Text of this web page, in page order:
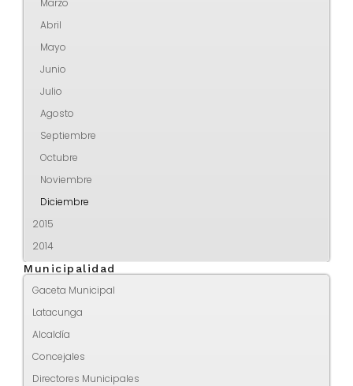
Marzo
Abril
Mayo
Junio
Julio
Agosto
Septiembre
Octubre
Noviembre
Diciembre
2015
2014
Municipalidad
Gaceta Municipal
Latacunga
Alcaldía
Concejales
Directores Municipales